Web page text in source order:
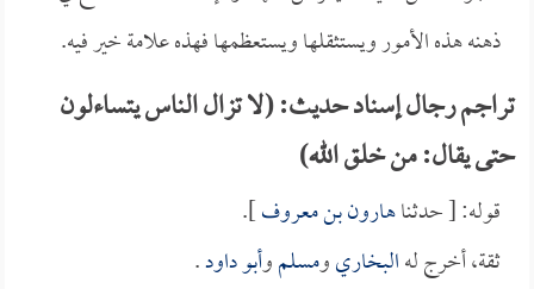
ذهنه هذه الأمور ويستثقلها ويستعظمها فهذه علامة خير فيه.
تراجم رجال إسناد حديث: (لا تزال الناس يتساءلون
حتى يقال: من خلق الله)
قوله: [ حدثناهارون بن معروف].
ثقة، أخرج لهالبخاريومسلموأبو داود.